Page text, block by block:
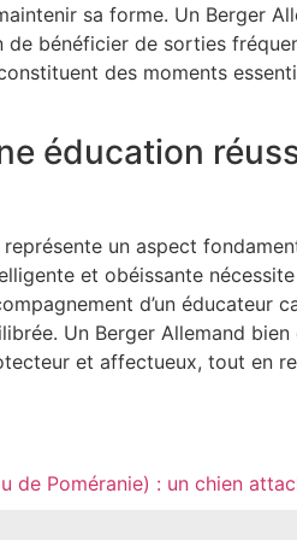
sa forme. Un Berger
bénéficier de sorties
des moments
éducation
un aspect
et obéissante
d’un éducateur
Un Berger Allemand
et affectueux, tout en
de Poméranie) : un chien